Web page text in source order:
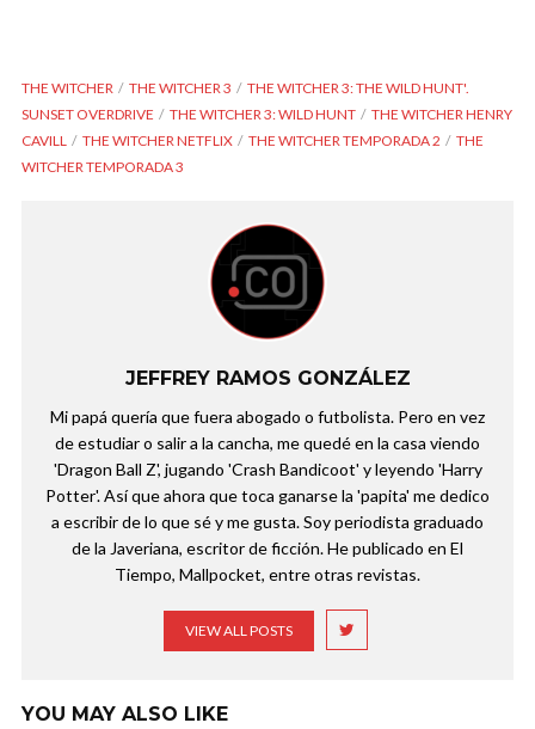
THE WITCHER THE WITCHER 3
THE WITCHER 3: THE WILD HUNT'.
SUNSET OVERDRIVE
THE WITCHER 3: WILD HUNT
THE WITCHER HENRY
CAVILL
THE WITCHER NETFLIX THE WITCHER TEMPORADA 2
THE
WITCHER TEMPORADA 3
JEFFREY RAMOS GONZÁLEZ
Mi papá quería que fuera abogado o futbolista. Pero en vez
de estudiar o salir a la cancha, me quedé en la casa viendo
'Dragon Ball Z', jugando 'Crash Bandicoot' y leyendo 'Harry
Potter'. Así que ahora que toca ganarse la 'papita' me dedico
a escribir de lo que sé y me gusta. Soy periodista graduado
de la Javeriana, escritor de ficción. He publicado en El
Tiempo, Mallpocket, entre otras revistas.
VIEW ALL POSTS
YOU MAY ALSO LIKE